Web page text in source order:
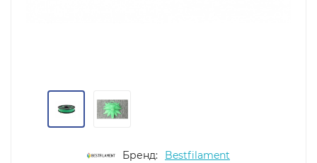
Бренд: Bestfilament